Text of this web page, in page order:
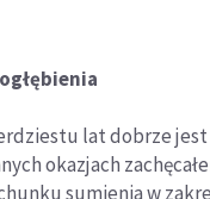
lat dobrze
okazjach
sumienia w